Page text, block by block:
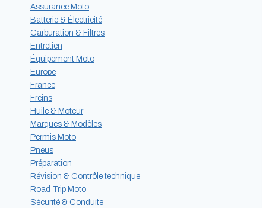
Assurance Moto
Batterie & Électricité
Carburation & Filtres
Entretien
Équipement Moto
Europe
France
Freins
Huile & Moteur
Marques & Modèles
Permis Moto
Pneus
Préparation
Révision & Contrôle technique
Road Trip Moto
Sécurité & Conduite